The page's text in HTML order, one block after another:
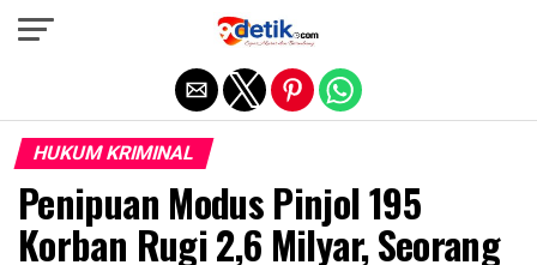
HUKUM KRIMINAL
Penipuan Modus Pinjol 195
Korban Rugi 2,6 Milyar, Seorang
Exit mobile version